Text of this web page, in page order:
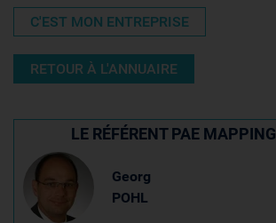
C'EST MON ENTREPRISE
RETOUR À L'ANNUAIRE
LE RÉFÉRENT PAE MAPPING
Georg
POHL